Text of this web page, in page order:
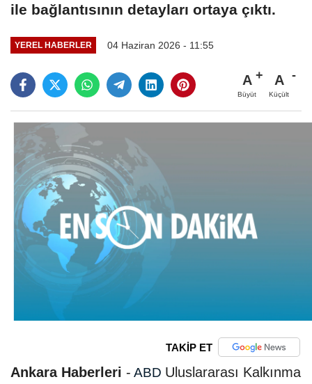
ile bağlantısının detayları ortaya çıktı.
YEREL HABERLER 04 Haziran 2026 - 11:55
A
Büyüt
A
Küçült
TAKİP ET
Ankara Haberleri - ABD Uluslararası Kalkınma